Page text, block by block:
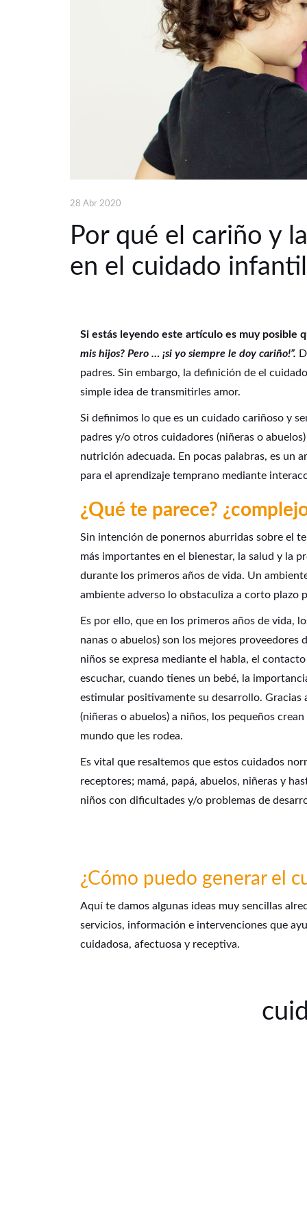
28 Abr 2020
Por qué el cariño y
en el cuidado
Si estás leyendo este artículo es muy posible
mis hijos? Pero … ¡si yo siempre le doy cariño!”.
padres. Sin embargo, la definición de el
simple idea de transmitirles amor.
Si definimos lo que es un cuidado cariñoso y
padres y/o otros cuidadores (niñeras o
nutrición adecuada. En pocas palabras, es un
para el aprendizaje temprano mediante
¿Qué te parece?
Sin intención de ponernos aburridas sobre el
más importantes en el bienestar, la salud y la
durante los primeros años de vida. Un
ambiente adverso lo obstaculiza a corto plazo
Es por ello, que en los primeros años de vida,
nanas o abuelos) son los mejores
niños se expresa mediante el habla, el
escuchar, cuando tienes un bebé, la
estimular positivamente su desarrollo. Gracias
(niñeras o abuelos) a niños, los pequeños
mundo que les rodea.
Es vital que resaltemos que estos cuidados
receptores; mamá, papá, abuelos, niñeras y
niños con dificultades y/o problemas de
¿Cómo puedo generar el
Aquí te damos algunas ideas muy sencillas
servicios, información e intervenciones que
cuidadosa, afectuosa y receptiva.